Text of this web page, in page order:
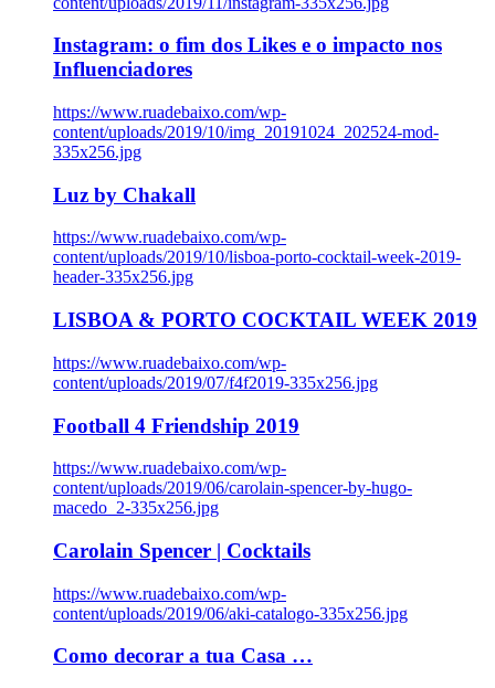
Instagram: o fim dos Likes e o impacto nos
Influenciadores
https://www.ruadebaixo.com/wp-
content/uploads/2019/10/img_20191024_202524-mod-
335x256.jpg
Luz by Chakall
https://www.ruadebaixo.com/wp-
content/uploads/2019/10/lisboa-porto-cocktail-week-2019-
header-335x256.jpg
LISBOA & PORTO COCKTAIL WEEK 2019
https://www.ruadebaixo.com/wp-
content/uploads/2019/07/f4f2019-335x256.jpg
Football 4 Friendship 2019
https://www.ruadebaixo.com/wp-
content/uploads/2019/06/carolain-spencer-by-hugo-
macedo_2-335x256.jpg
Carolain Spencer | Cocktails
https://www.ruadebaixo.com/wp-
content/uploads/2019/06/aki-catalogo-335x256.jpg
Como decorar a tua Casa …